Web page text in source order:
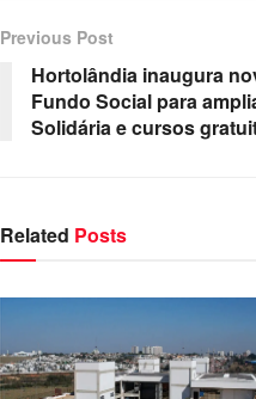
Previous Post
Hortolândia inaugura
Fundo Social para
Solidária e cursos
Related Posts